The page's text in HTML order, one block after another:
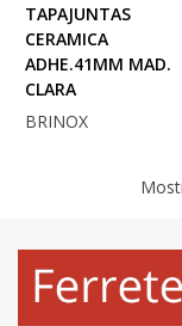
TAPAJUNTAS
CERAMICA
ADHE.41MM MAD.
CLARA
BRINOX